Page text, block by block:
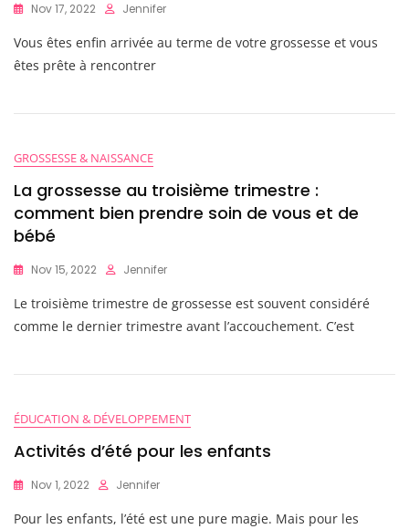
Nov 17, 2022 Jennifer
Vous êtes enfin arrivée au terme de votre grossesse et vous
êtes prête à rencontrer
GROSSESSE & NAISSANCE
La grossesse au troisième trimestre :
comment bien prendre soin de vous et de
bébé
Nov 15, 2022 Jennifer
Le troisième trimestre de grossesse est souvent considéré
comme le dernier trimestre avant l’accouchement. C’est
ÉDUCATION & DÉVELOPPEMENT
Activités d’été pour les enfants
Nov 1, 2022 Jennifer
Pour les enfants, l’été est une pure magie. Mais pour les